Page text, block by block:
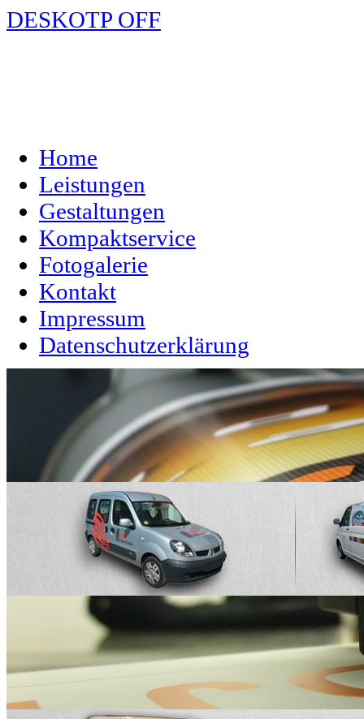
DESKOTP OFF
Home
Leistungen
Gestaltungen
Kompaktservice
Fotogalerie
Kontakt
Impressum
Datenschutzerklärung